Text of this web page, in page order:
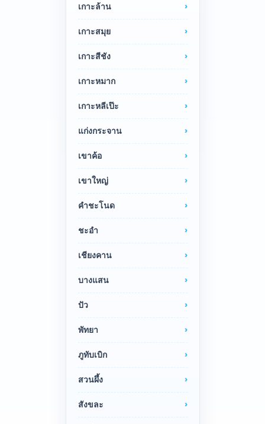
เกาะล้าน
เกาะสมุย
เกาะสีชัง
เกาะหมาก
เกาะหลีเป๊ะ
แก่งกระจาน
เขาค้อ
เขาใหญ่
คำชะโนด
ชะอำ
เชียงคาน
บางแสน
ปัว
พัทยา
ภูทับเบิก
สวนผึ้ง
สังขละ